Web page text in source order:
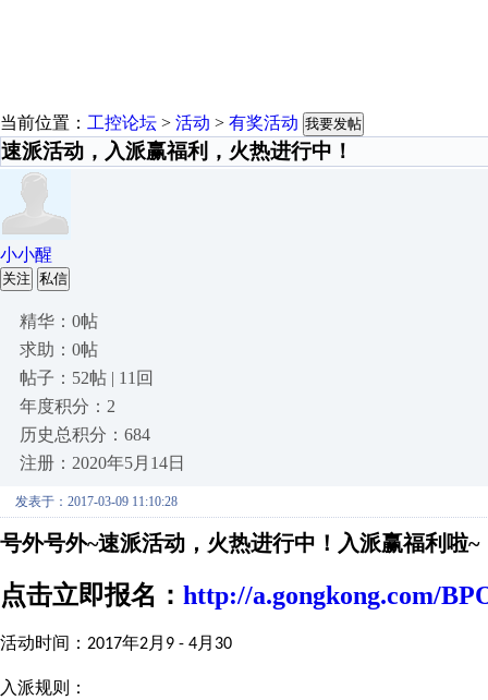
当前位置： 工控论坛 > 活动 > 有奖活动 我要发帖
速派活动，入派赢福利，火热进行中！
小小醒
关注 私信
精华：0帖
求助：0帖
帖子：52帖 | 11回
年度积分：2
历史总积分：684
注册：2020年5月14日
发表于：2017-03-09 11:10:28
号外号外~速派活动，火热进行中！入派赢福利啦~
点击立即报名： http://a.gongkong.com/
活动时间： 2017年2月 9 - 4月 30
入派规则：